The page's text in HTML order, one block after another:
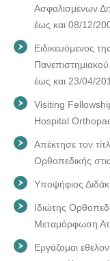
Ασφαλισμένων
έως και 08/12/
Ειδικευόμενος
έως και 23/04/
Visiting
Hospital
Απέκτησε τον
Ορθοπεδικής
Υποψήφιος
Ιδιώτης
Μεταμόρφωση
Εργάζομαι